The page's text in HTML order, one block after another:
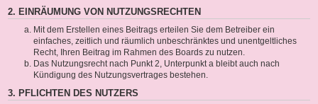
2. EINRÄUMUNG VON NUTZUNGSRECHTEN
Mit dem Erstellen eines Beitrags erteilen Sie dem Betreiber ein
einfaches, zeitlich und räumlich unbeschränktes und unentgeltliches
Recht, Ihren Beitrag im Rahmen des Boards zu nutzen.
Das Nutzungsrecht nach Punkt 2, Unterpunkt a bleibt auch nach
Kündigung des Nutzungsvertrages bestehen.
3. PFLICHTEN DES NUTZERS